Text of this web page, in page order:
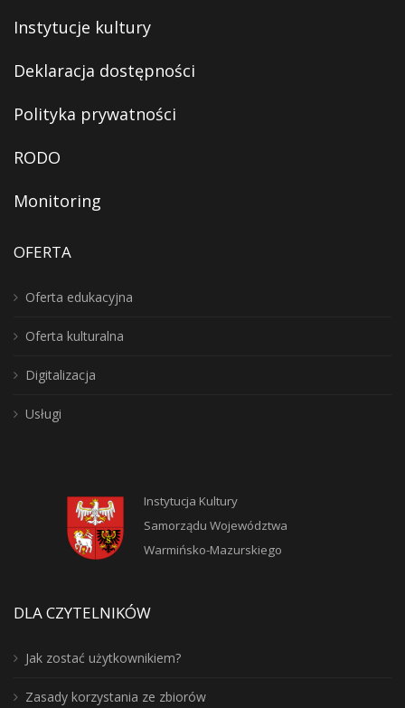
Instytucje kultury
Deklaracja dostępności
Polityka prywatności
RODO
Monitoring
OFERTA
Oferta edukacyjna
Oferta kulturalna
Digitalizacja
Usługi
Instytucja Kultury
Samorządu Województwa
Warmińsko-Mazurskiego
DLA CZYTELNIKÓW
Jak zostać użytkownikiem?
Zasady korzystania ze zbiorów